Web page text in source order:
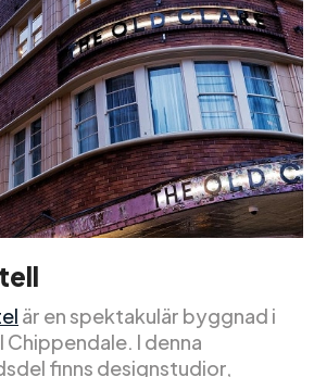
är en spektakulär byggnad i
I denna
finns designstudior,